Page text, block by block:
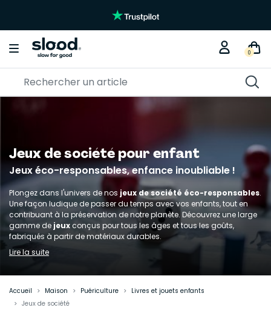
Braderie créative KITS DIY
0
Jeux de société pour enfant
Jeux éco-responsables, enfance inoubliable !
Plongez dans l'univers de nos jeux de société éco-responsables.
Une façon ludique de passer du temps avec vos enfants, tout en
contribuant à la préservation de notre planète. Découvrez une large
gamme de jeux conçus pour tous les âges et tous les goûts,
fabriqués à partir de matériaux durables.
Lire la suite
Accueil Maison Puériculture
Livres et jouets enfants
Jeux de société